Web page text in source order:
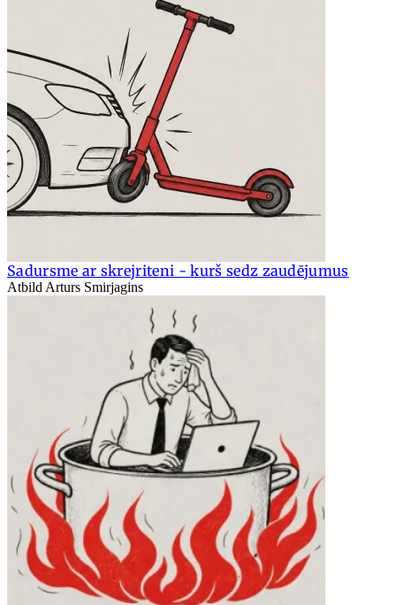
Sadursme ar skrejriteni - kurš sedz zaudējumus
Atbild Arturs Smirjagins